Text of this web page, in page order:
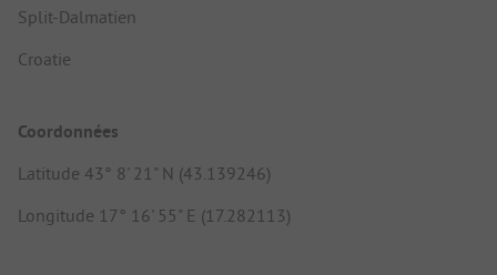
Split-Dalmatien
Croatie
Coordonnées
Latitude 43° 8' 21" N (43.139246)
Longitude 17° 16' 55" E (17.282113)